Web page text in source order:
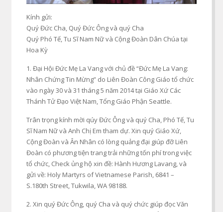
Kính gửi:
Quý Đức Cha, Quý Đức Ông và quý Cha
Quý Phó Tế, Tu Sĩ Nam Nữ và Cộng Đoàn Dân Chúa tại
Hoa Kỳ
1. Đại Hội Đức Mẹ La Vang với chủ đề “Đức Mẹ La Vang:
Nhân Chứng Tin Mừng” do Liên Đoàn Công Giáo tổ chức
vào ngày 30 và 31 tháng 5 năm 2014 tại Giáo Xứ Các
Thánh Tử Đạo Việt Nam, Tổng Giáo Phận Seattle.
Trân trọng kính mời qúy Đức Ông và quý Cha, Phó Tế, Tu
Sĩ Nam Nữ và Anh Chị Em tham dự. Xin quý Giáo Xứ,
Cộng Đoàn và Ân Nhân có lòng quảng đại giúp đỡ Liên
Đoàn có phương tiện trang trải những tốn phí trong việc
tổ chức, Check ủng hộ xin đề: Hành Hương Lavang, và
gửi về: Holy Martyrs of Vietnamese Parish, 6841 –
S.180th Street, Tukwila, WA 98188.
2. Xin quý Đức Ông, quý Cha và quý chức giúp đọc Văn